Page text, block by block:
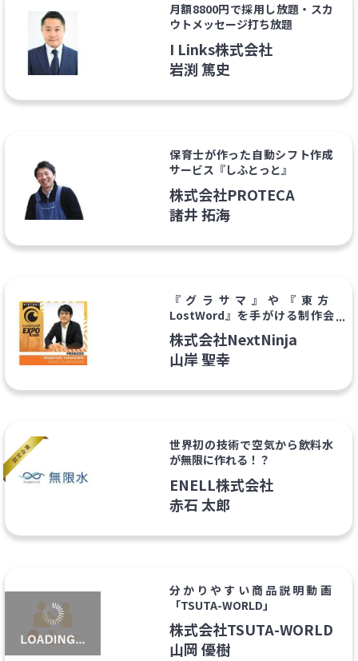
月額8800円で採用し放題・スカ
ウトメッセージ打ち放題
I Links株式会社
岩渕 篤史
保育士が作った自動シフト作成
サービス『しふとっと』
株式会社PROTECA
諸井 拓海
『グラサマ』や『東方
LostWord』を手がける制作会
社
株式会社NextNinja
山岸 聖幸
世界初の技術で空気から飲料水
が無限に作れる！？
ENELL株式会社
赤石 太郎
分かりやすい商品説明動画
「TSUTA-WORLD」
株式会社TSUTA-WORLD
山岡 優樹